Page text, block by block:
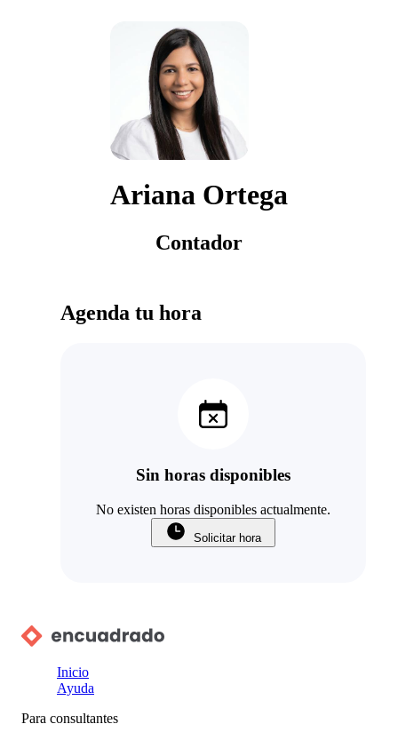
Ariana Ortega
Contador
Agenda tu hora
Sin horas disponibles
No existen horas disponibles actualmente.
Solicitar hora
Inicio
Ayuda
Para consultantes